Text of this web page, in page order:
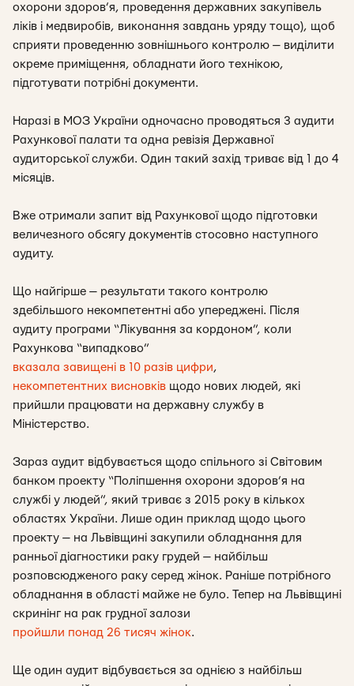
охорони здоров’я, проведення державних закупівель
ліків і медвиробів, виконання завдань уряду тощо), щоб
сприяти проведенню зовнішнього контролю — виділити
окреме приміщення, обладнати його технікою,
підготувати потрібні документи.
Наразі в МОЗ України одночасно проводяться 3 аудити
Рахункової палати та одна ревізія Державної
аудиторської служби. Один такий захід триває від 1 до 4
місяців.
Вже отримали запит від Рахункової щодо підготовки
величезного обсягу документів стосовно наступного
аудиту.
Що найгірше — результати такого контролю
здебільшого некомпетентні або упереджені. Після
аудиту програми “Лікування за кордоном”, коли
Рахункова “випадково”
вказала завищені в 10 разів цифри,
некомпетентних висновків щодо нових людей, які
прийшли працювати на державну службу в
Міністерство.
Зараз аудит відбувається щодо спільного зі Світовим
банком проекту “Поліпшення охорони здоров’я на
службі у людей”, який триває з 2015 року в кількох
областях України. Лише один приклад щодо цього
проекту — на Львівщині закупили обладнання для
ранньої діагностики раку грудей — найбільш
розповсюдженого раку серед жінок. Раніше потрібного
обладнання в області майже не було. Тепер на Львівщині
скринінг на рак грудної залози
пройшли понад 26 тисяч жінок.
Ще один аудит відбувається за однією з найбільш